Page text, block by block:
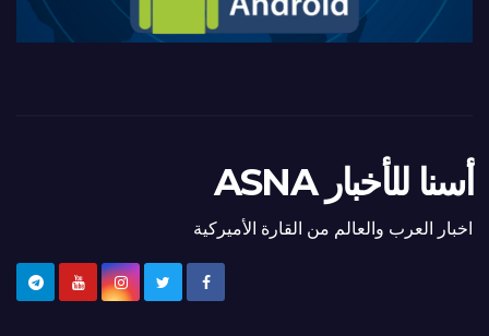
أسنا للأخبار ASNA
اخبار العرب والعالم من القارة الأميركية